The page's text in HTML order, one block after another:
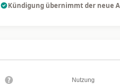
Kündigung übernimmt der neue